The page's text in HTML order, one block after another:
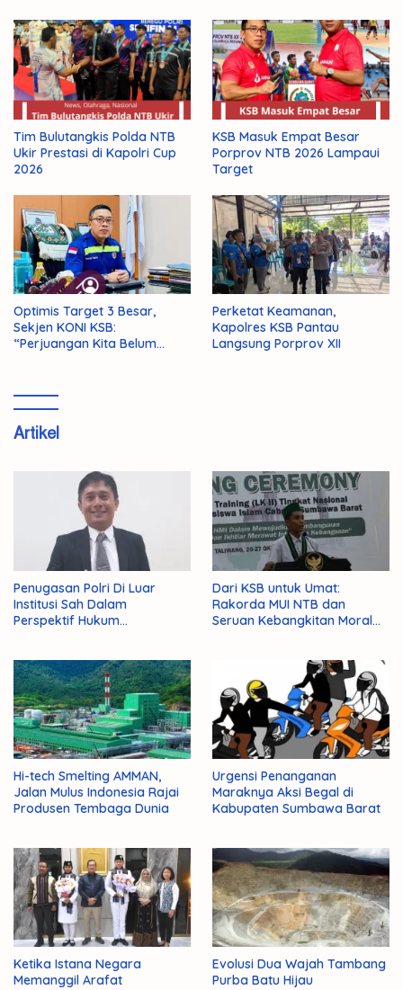
Tim Bulutangkis Polda NTB
Ukir Prestasi di Kapolri Cup
2026
KSB Masuk Empat Besar
Porprov NTB 2026 Lampaui
Target
Optimis Target 3 Besar,
Sekjen KONI KSB:
“Perjuangan Kita Belum
Perketat Keamanan,
Kapolres KSB Pantau
Langsung Porprov XII
Artikel
Penugasan Polri Di Luar
Institusi Sah Dalam
Perspektif Hukum
Dari KSB untuk Umat:
Rakorda MUI NTB dan
Seruan Kebangkitan Moral
Hi-tech Smelting AMMAN,
Jalan Mulus Indonesia Rajai
Produsen Tembaga Dunia
Urgensi Penanganan
Maraknya Aksi Begal di
Kabupaten Sumbawa Barat
Ketika Istana Negara
Memanggil Arafat
Evolusi Dua Wajah Tambang
Purba Batu Hijau